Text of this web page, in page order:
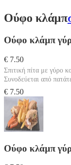
Ούφο κλάμπ
Ούφο κλάμπ
€ 7.50
Σπιτική πίτα με γύρο
Συνοδεύεται από
€ 7.50
Ούφο κλάμπ